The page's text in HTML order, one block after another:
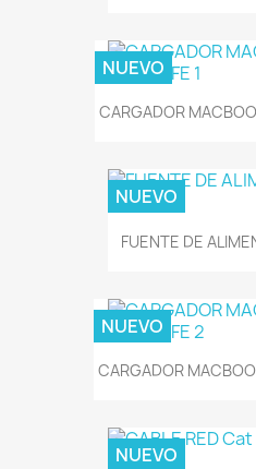
CARGADOR
NUEVO
FUENTE DE
NUEVO
CARGADOR
NUEVO
NUEVO